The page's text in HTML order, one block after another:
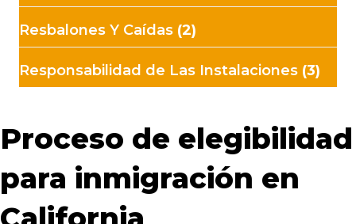
Resbalones Y Caídas (2)
Responsabilidad de Las Instalaciones (3)
Proceso de elegibilidad
para inmigración en